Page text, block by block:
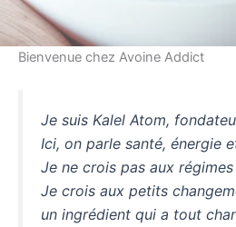
Bienvenue chez Avoine Addict
Je suis Kalel Atom,
Ici, on parle santé, énergie
Je ne crois pas aux
Je crois aux petits
un ingrédient qui a tout